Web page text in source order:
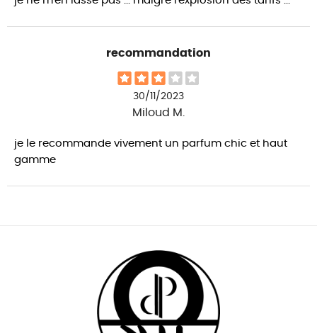
recommandation
30/11/2023
Miloud M.
je le recommande vivement un parfum chic et haut
gamme